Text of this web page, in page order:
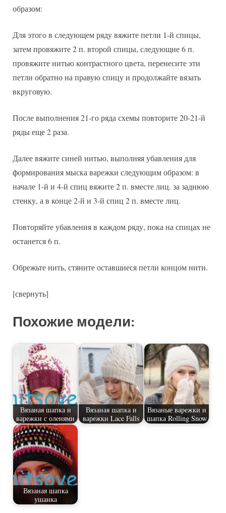
образом:
Для этого в следующем ряду вяжите петли 1-й спицы,
затем провяжите 2 п. второй спицы, следующие 6 п.
провяжите нитью контрастного цвета, перенесите эти
петли обратно на правую спицу и продолжайте вязать
вкруговую.
После выполнения 21-го ряда схемы повторите 20-21-й
ряды еще 2 раза.
Далее вяжите синей нитью, выполняя убавления для
формирования мыска варежки следующим образом: в
начале 1-й и 4-й спиц вяжите 2 п. вместе лиц. за заднюю
стенку, а в конце 2-й и 3-й спиц 2 п. вместе лиц.
Повторяйте убавления в каждом ряду, пока на спицах не
останется 6 п.
Обрежьте нить, стяните оставшиеся петли концом нити.
[свернуть]
Похожие модели:
Вязаная шапка и
варежки с оленями
Вязаная шапка и
варежки Lace Falls
Вязаные варежки и
шапка Rolling Snow
Вязаная шапка
ушанка